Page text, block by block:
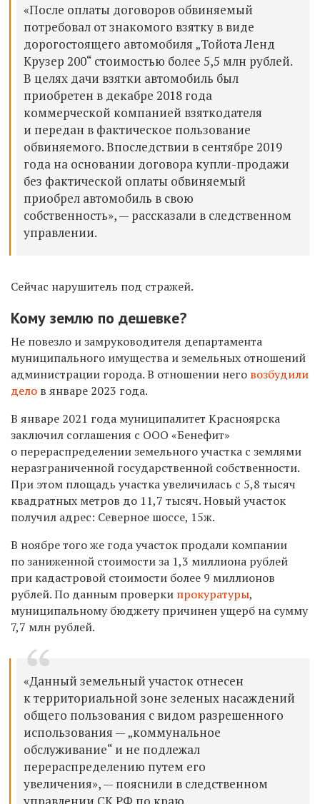
«После оплаты договоров обвиняемый
потребовал от знакомого взятку в виде
дорогостоящего автомобиля „Тойота Ленд
Крузер 200“ стоимостью более 5,5 млн рублей.
В целях дачи взятки автомобиль был
приобретен в декабре 2018 года
коммерческой компанией взяткодателя
и передан в фактическое пользование
обвиняемого. Впоследствии в сентябре 2019
года на основании договора купли-продажи
без фактической оплаты обвиняемый
приобрел автомобиль в свою
собственность», — рассказали в следственном
управлении.
Сейчас нарушитель под стражей.
Кому землю по дешевке?
Не повезло изамруководителя департамента
муниципального имущества и земельных отношений
администрации города. В отношении него возбудили
дело в январе 2023 года.
В январе 2021 года муниципалитет Красноярска
заключил соглашения с ООО «Бенефит»
о перераспределении земельного участка с землями
неразграниченной государственной собственности.
При этом площадь участка увеличилась с 5,8 тысяч
квадратных метров до 11,7 тысяч. Новый участок
получил адрес: Северное шоссе, 15ж.
В ноябре того же года участок продали компании
по заниженной стоимости за 1,3 миллиона рублей
при кадастровой стоимости более 9 миллионов
рублей. По данным проверки прокуратуры,
муниципальному бюджету причинен ущерб на сумму
7,7 млн рублей.
«Данный земельный участок отнесен
к территориальной зоне зеленых насаждений
общего пользования с видом разрешенного
использования — „коммунальное
обслуживание“ и не подлежал
перераспределению путем его
увеличения», — пояснили в следственном